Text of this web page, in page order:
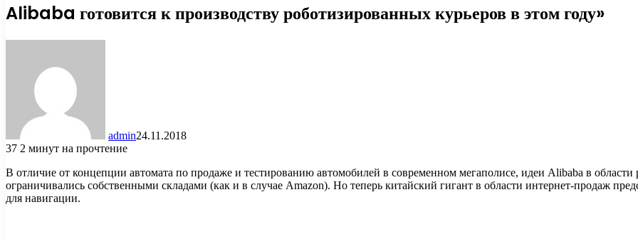
Alibaba готовится к производству роботизированных курьеров в этом году»
admin24.11.2018
37 2 минут на прочтение
В отличие от концепции автомата по продаже и тестированию автомобилей в современном мегаполисе, идеи Alibaba в
ограничивались собственными складами (как и в случае Amazon). Но теперь китайский гигант в области интернет-продаж
для навигации.